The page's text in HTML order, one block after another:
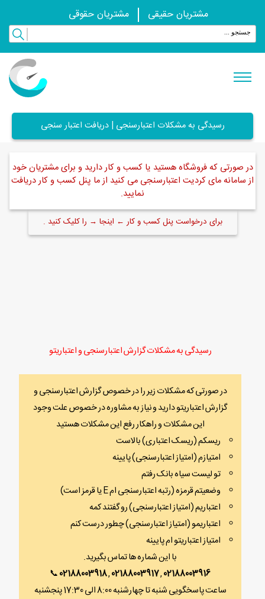
مشتریان حقیقی مشتریان حقوقی
رسیدگی به مشکلات اعتبارسنجی | دریافت اعتبار سنجی
در صورتی که فروشگاه هستید یا کسب و کار دارید و برای مشتریان خود
از سامانه مای کردیت اعتبارسنجی می کنید از ما پنل کسب و کار دریافت
نمایید.
برای درخواست پنل کسب و کار ← اینجا → را کلیک کنید .
رسیدگی به مشکلات گزارش اعتبارسنجی و اعتباریتو
در صورتی که مشکلات زیر را در خصوص گزارش اعتبارسنجی و
گزارش اعتباریتو دارید و نیاز به مشاوره در خصوص علت وجود
این مشکلات و راهکار رفع این مشکلات هستید
ریسکم (ریسک اعتباری) بالاست
امتیازم (امتیاز اعتبارسنجی) پایینه
تو لیست سیاه بانک رفتم
وضعیتم قرمزه (رتبه اعتبارسنجی ام E یا قرمز است)
اعتباریم (امتیاز اعتبارسنجی) رو گفتند کمه
اعتباریمو (امتیاز اعتبارسنجی) چطور درست کنم
امتیاز اعتباریتو ام پایینه
با این شماره ها تماس بگیرید.
02188003916
,
02188003917
,
02188003918
📞
ساعت پاسخگویی شنبه تا چهارشنبه 8:00 الی 17:30 پنجشنبه